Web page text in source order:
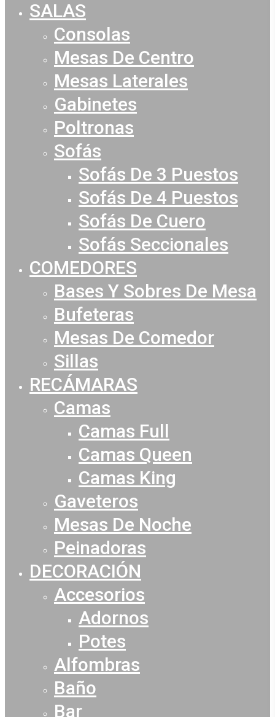
SALAS
Consolas
Mesas De Centro
Mesas Laterales
Gabinetes
Poltronas
Sofás
Sofás De 3 Puestos
Sofás De 4 Puestos
Sofás De Cuero
Sofás Seccionales
COMEDORES
Bases Y Sobres De Mesa
Bufeteras
Mesas De Comedor
Sillas
RECÁMARAS
Camas
Camas Full
Camas Queen
Camas King
Gaveteros
Mesas De Noche
Peinadoras
DECORACIÓN
Accesorios
Adornos
Potes
Alfombras
Baño
Bar